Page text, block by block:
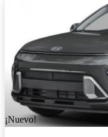
¡Nuevo!